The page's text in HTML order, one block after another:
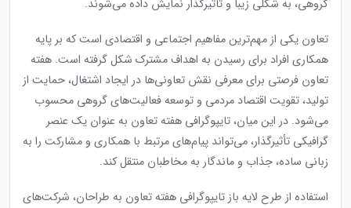
گروهی، به شکلی زیبا و تأثیرگذار نمایش داده می‌شوند.
تعاون یکی از مهم‌ترین مفاهیم اجتماعی و اقتصادی است که بر پایه
همکاری افراد برای رسیدن به اهداف مشترک شکل گرفته است. هفته
تعاون فرصتی برای معرفی نقش تعاونی‌ها در ایجاد اشتغال، حمایت از
تولید، تقویت اقتصاد مردمی و توسعه فعالیت‌های گروهی محسوب
می‌شود. در این میان، تایپوگرافی هفته تعاون به عنوان یک عنصر
گرافیکی تأثیرگذار، می‌تواند پیام‌های مرتبط با همکاری و مشارکت را به
زبانی ساده، جذاب و ماندگار به مخاطبان منتقل کند.
استفاده از طرح لایه باز تایپوگرافی هفته تعاون به طراحان، شرکت‌های